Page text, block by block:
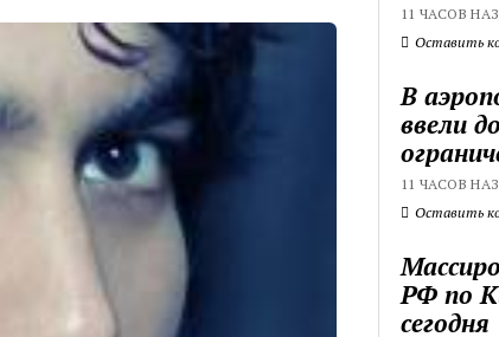
11 ЧАСОВ
Оставить
В
ввели
11 ЧАСОВ
Оставить
РФ по
сегодня